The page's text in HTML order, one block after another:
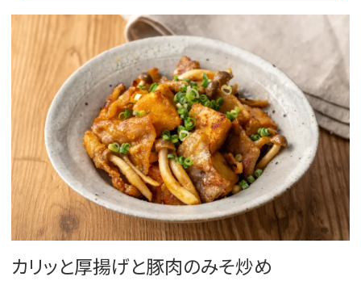
カリッと厚揚げと豚肉のみそ炒め